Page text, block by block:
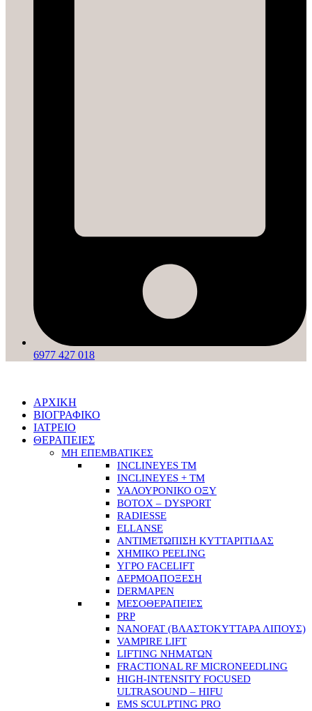
6977 427 018
ΑΡΧΙΚΗ
ΒΙΟΓΡΑΦΙΚΟ
ΙΑΤΡΕΙΟ
ΘΕΡΑΠΕΙΕΣ
ΜΗ ΕΠΕΜΒΑΤΙΚΕΣ
INCLINEYES TM
INCLINEYES + TM
ΥΑΛΟΥΡΟΝΙΚΟ ΟΞΥ
BOTOX – DYSPORT
RADIESSE
ELLANSE
ΑΝΤΙΜΕΤΩΠΙΣΗ ΚΥΤΤΑΡΙΤΙΔΑΣ
ΧΗΜΙΚΟ PEELING
ΥΓΡΟ FACELIFT
ΔΕΡΜΟΑΠΟΞΕΣΗ
DERMAPEN
ΜΕΣΟΘΕΡΑΠΕΙΕΣ
PRP
NANOFAT (ΒΛΑΣΤΟΚΥΤΤΑΡΑ ΛΙΠΟΥΣ)
VAMPIRE LIFT
LIFTING ΝΗΜΑΤΩΝ
FRACTIONAL RF MICRONEEDLING
HIGH-INTENSITY FOCUSED
ULTRASOUND – HIFU
EMS SCULPTING PRO